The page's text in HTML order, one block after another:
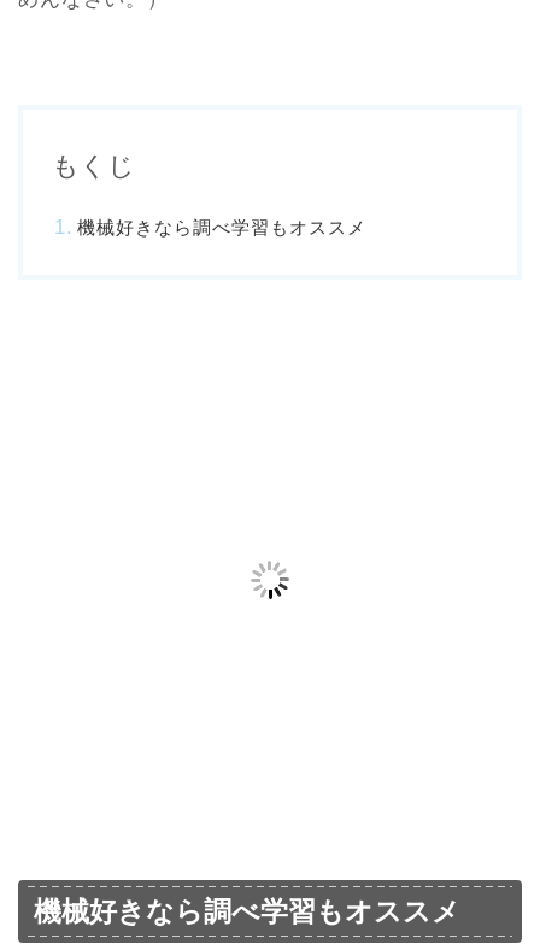
もくじ
機械好きなら調べ学習もオススメ
機械好きなら調べ学習もオススメ